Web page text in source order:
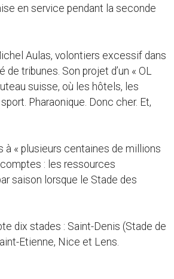
en service pendant la seconde
Aulas, volontiers excessif dans
tribunes. Son projet d’un « OL
suisse, où les hôtels, les
Pharaonique. Donc cher. Et,
à « plusieurs centaines de millions
: les ressources
saison lorsque le Stade des
dix stades : Saint-Denis (Stade de
Etienne, Nice et Lens.